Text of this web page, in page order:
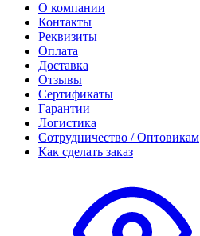
О компании
Контакты
Реквизиты
Оплата
Доставка
Отзывы
Сертификаты
Гарантии
Логистика
Сотрудничество / Оптовикам
Как сделать заказ